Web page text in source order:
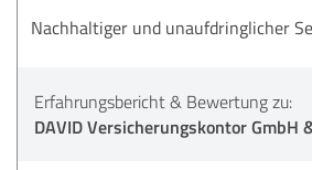
Nachhaltiger und unaufdringlicher
Erfahrungsbericht & Bewertung zu:
DAVID Versicherungskontor GmbH